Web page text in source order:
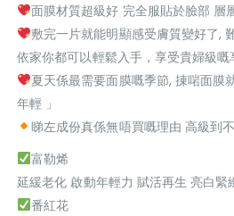
面膜材質超級好 完全服貼於臉部 層
敷完一片就能明顯感受膚質變好了,
依家你都可以輕鬆入手，享受貴婦級嘅
夏天係最需要面膜嘅季節, 㨂啱面膜
年輕 」
睇左成份真係無唔買嘅理由 高級到
富勒烯
延緩老化 啟動年輕力 賦活再生 亮白緊
番紅花